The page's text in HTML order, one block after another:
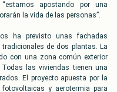
apostando por una
la vida de las personas”.
ha previsto unas fachadas
de dos plantas. La
con una zona común exterior
las viviendas tienen una
El proyecto apuesta por la
fotovoltaicas y aerotermia para